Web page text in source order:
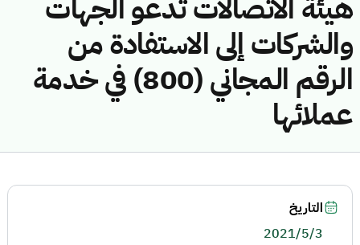
هيئة الاتصالات تدعو الجهات
والشركات إلى الاستفادة من
الرقم المجاني (800) في خدمة
عملائها
التاريخ
2021/5/3